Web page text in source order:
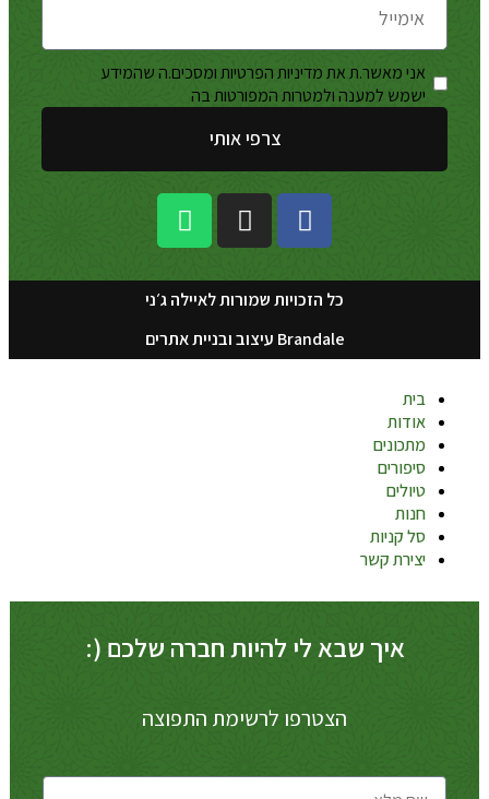
אני מאשר.ת את מדיניות הפרטיות ומסכים.ה שהמידע
ישמש למענה ולמטרות המפורטות בה
צרפי אותי
כל הזכויות שמורות לאיילה ג׳ני
Brandale עיצוב ובניית אתרים
בית
אודות
מתכונים
סיפורים
טיולים
חנות
סל קניות
יצירת קשר
איך שבא לי להיות חברה שלכם (:
הצטרפו לרשימת התפוצה